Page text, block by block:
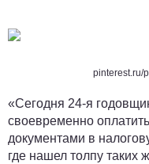
pinterest.ru/
«Сегодня 24-я
своевременно
документами в
где нашел толпу таких